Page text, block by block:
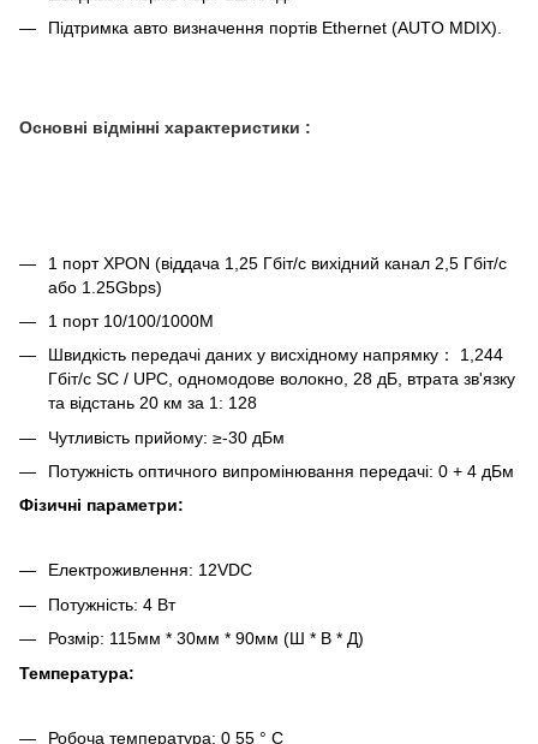
Підтримка авто визначення портів Ethernet (AUTO MDIX).
Основні відмінні характеристики :
1 порт XPON (віддача 1,25 Гбіт/с вихідний канал 2,5 Гбіт/с
або 1.25Gbps)
1 порт 10/100/1000М
Швидкість передачі даних у висхідному напрямку： 1,244
Гбіт/с SC / UPC, одномодове волокно, 28 дБ, втрата зв'язку
та відстань 20 км за 1: 128
Чутливість прийому: ≥-30 дБм
Потужність оптичного випромінювання передачі: 0 + 4 дБм
Фізичні параметри:
Електроживлення: 12VDC
Потужність: 4 Вт
Розмір: 115мм * 30мм * 90мм (Ш * В * Д)
Температура:
Робоча температура: 0 55 ° C